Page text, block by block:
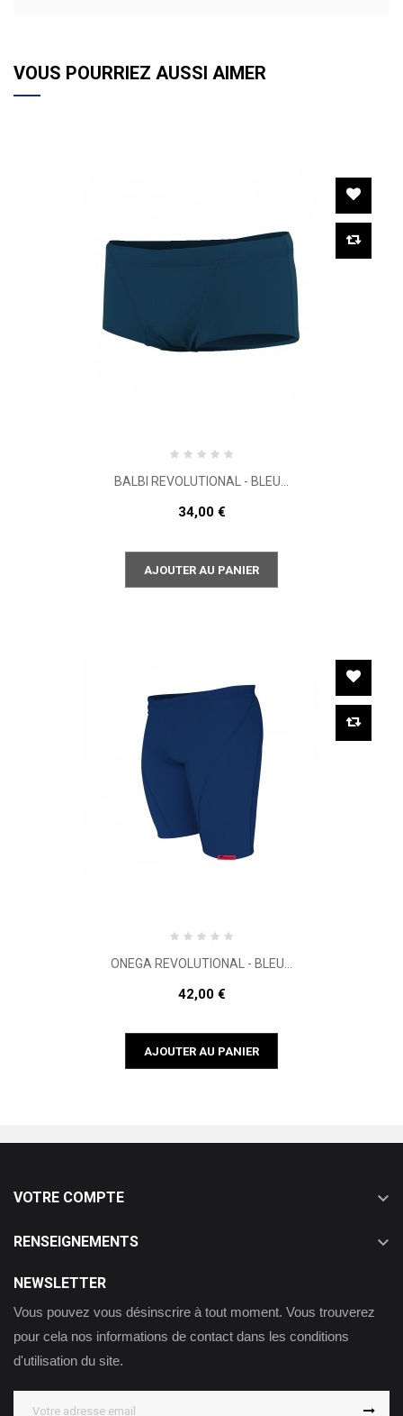
VOUS POURRIEZ AUSSI AIMER
BALBI REVOLUTIONAL - BLEU...
34,00 €
AJOUTER AU PANIER
ONEGA REVOLUTIONAL - BLEU...
42,00 €
AJOUTER AU PANIER
VOTRE COMPTE 
RENSEIGNEMENTS 
NEWSLETTER
Vous pouvez vous désinscrire à tout moment. Vous trouverez
pour cela nos informations de contact dans les conditions
d'utilisation du site.